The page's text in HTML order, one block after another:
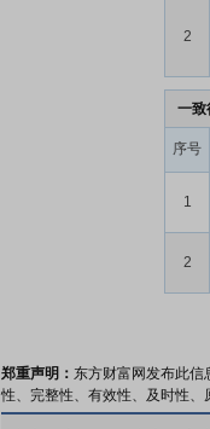
2
一致
序号
1
2
郑重声明： 东方财富网发布此
性、完整性、有效性、及时性、